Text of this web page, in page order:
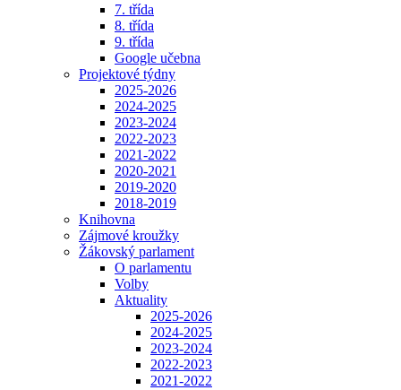
7. třída
8. třída
9. třída
Google učebna
Projektové týdny
2025-2026
2024-2025
2023-2024
2022-2023
2021-2022
2020-2021
2019-2020
2018-2019
Knihovna
Zájmové kroužky
Žákovský parlament
O parlamentu
Volby
Aktuality
2025-2026
2024-2025
2023-2024
2022-2023
2021-2022